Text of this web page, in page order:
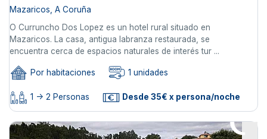
Mazaricos, A Coruña
O Curruncho Dos Lopez es un hotel rural situado en
Mazaricos. La casa, antigua labranza restaurada, se
encuentra cerca de espacios naturales de interés tur ...
Por habitaciones 1 unidades
1 -> 2 Personas Desde 35€ x persona/noche